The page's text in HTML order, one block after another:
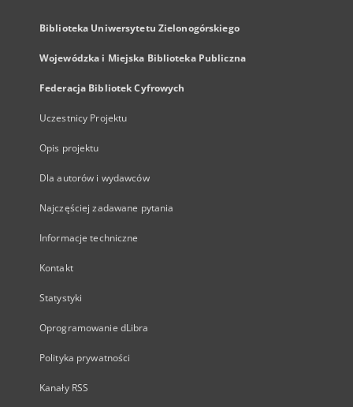
Biblioteka Uniwersytetu Zielonogórskiego
Wojewódzka i Miejska Biblioteka Publiczna
Federacja Bibliotek Cyfrowych
Uczestnicy Projektu
Opis projektu
Dla autorów i wydawców
Najczęściej zadawane pytania
Informacje techniczne
Kontakt
Statystyki
Oprogramowanie dLibra
Polityka prywatności
Kanały RSS